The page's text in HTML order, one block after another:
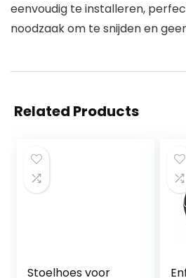
eenvoudig te installeren,
noodzaak om te snijden en
Related Products
Stoelhoes voor